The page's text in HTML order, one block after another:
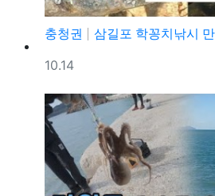
충청권
삼길포 학꽁치낚시 만조 물
등록일
10.14